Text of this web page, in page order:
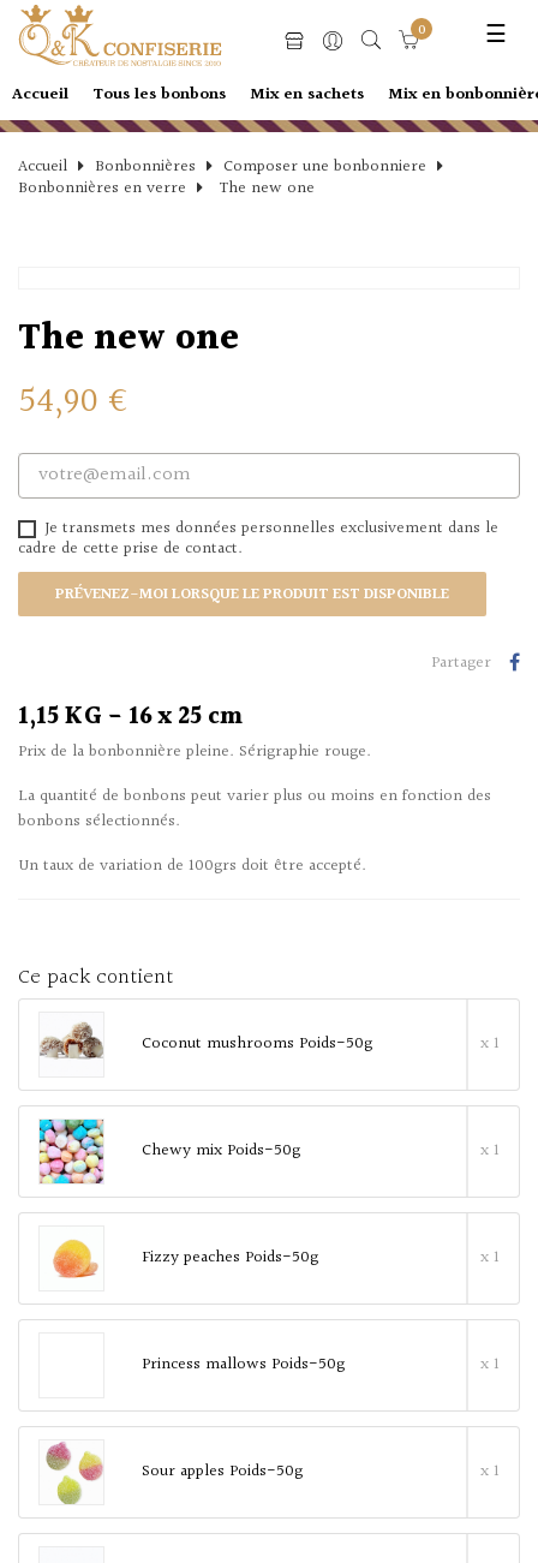
☰
0
Accueil Tous les bonbons Mix en sachets Mix en
Accueil Bonbonnières
Composer une bonbonniere
Bonbonnières en verre
The new one
The new one
54,90 €
Je transmets mes données personnelles exclusivement dans le
cadre de cette prise de contact.
PRÉVENEZ-MOI LORSQUE LE PRODUIT EST DISPONIBLE
Partager
1,15 KG - 16 x 25 cm
Prix de la bonbonnière pleine. Sérigraphie rouge.
La quantité de bonbons peut varier plus ou moins en fonction des
bonbons sélectionnés.
Un taux de variation de 100grs doit être accepté.
Ce pack contient
Coconut mushrooms Poids-50g x 1
Chewy mix Poids-50g x 1
Fizzy peaches Poids-50g x 1
Princess mallows Poids-50g x 1
Sour apples Poids-50g x 1